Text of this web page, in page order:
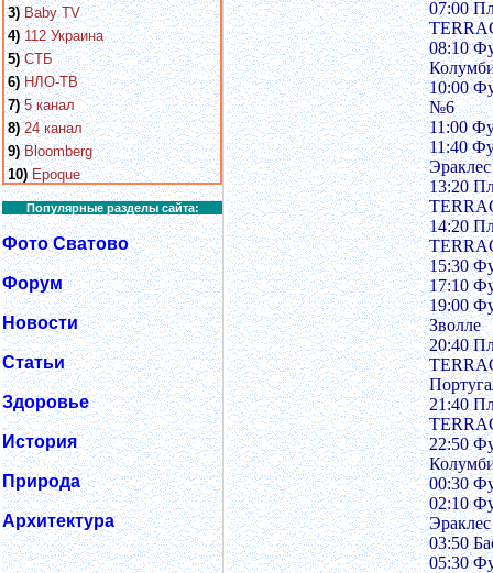
3) Baby TV
4) 112 Украина
5) СТБ
6) НЛО-ТВ
7) 5 канал
8) 24 канал
9) Bloomberg
10) Epoque
Популярные разделы сайта:
Фото Сватово
Форум
Новости
Статьи
Здоровье
История
Природа
Архитектура
07:00
08:10
10:00
№6
11:00
11:40
13:20
14:20
15:30
17:10
19:00
Зволле
20:40
21:40
22:50
00:30
02:10
03:50
05:30